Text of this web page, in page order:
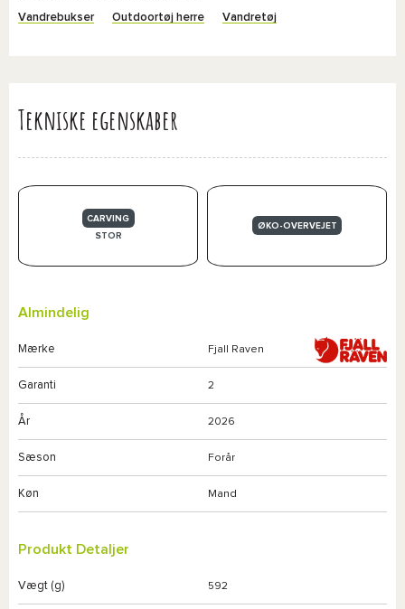
Vandrebukser Outdoortøj herre Vandretøj
Tekniske egenskaber
CARVING
STOR
ØKO-OVERVEJET
Almindelig
Mærke Fjall Raven
Garanti 2
År 2026
Sæson Forår
Køn Mand
Produkt Detaljer
Vægt (g) 592